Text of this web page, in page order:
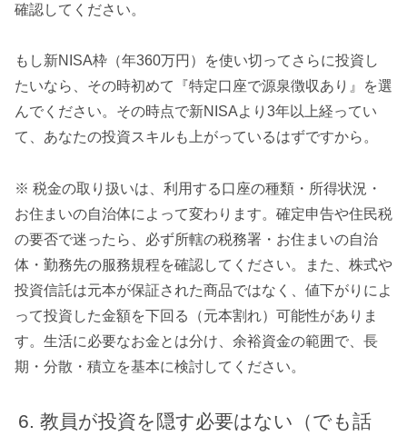
確認してください。
もし新NISA枠（年360万円）を使い切ってさらに投資し
たいなら、その時初めて『特定口座で源泉徴収あり』を選
んでください。その時点で新NISAより3年以上経ってい
て、あなたの投資スキルも上がっているはずですから。
※ 税金の取り扱いは、利用する口座の種類・所得状況・
お住まいの自治体によって変わります。確定申告や住民税
の要否で迷ったら、必ず所轄の税務署・お住まいの自治
体・勤務先の服務規程を確認してください。また、株式や
投資信託は元本が保証された商品ではなく、値下がりによ
って投資した金額を下回る（元本割れ）可能性がありま
す。生活に必要なお金とは分け、余裕資金の範囲で、長
期・分散・積立を基本に検討してください。
教員が投資を隠す必要はない（でも話